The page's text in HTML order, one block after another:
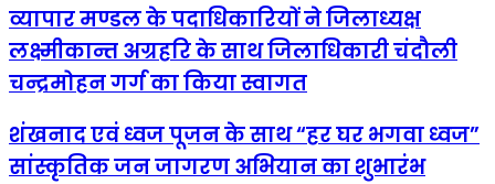
व्यापार
मण्डल
के
पदाधिकारियों
ने
लक्ष्मीकान्त
अग्रहरि
के
व्यापार मण्डल के पदाधिकारियों ने जिलाध्यक्ष
लक्ष्मीकान्त अग्रहरि के साथ जिलाधिकारी चंदौली
चन्द्रमोहन गर्ग का किया स्वागत
शंखनाद
एवं
ध्वज
शंखनाद एवं ध्वज पूजन के साथ “हर घर भगवा ध्वज”
सांस्कृतिक जन जागरण अभियान का शुभारंभ